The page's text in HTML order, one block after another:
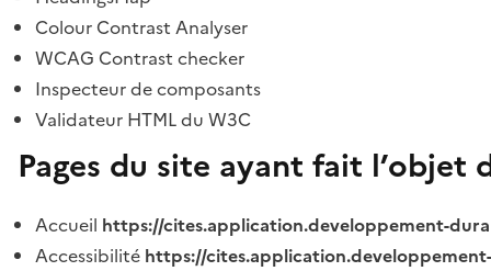
Colour Contrast Analyser
WCAG Contrast checker
Inspecteur de composants
Validateur HTML du W3C
Pages du site ayant fait
Accueil https://cites.application.developpement-
Accessibilité https://